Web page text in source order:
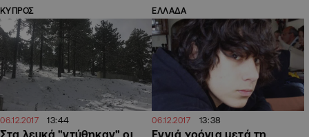
ΚΥΠΡΟΣ
06.12.2017 13:44
Στα λευκά "ντύθηκαν" οι
ΕΛΛΑΔΑ
06.12.2017 13:38
Εννιά χρόνια μετά τη